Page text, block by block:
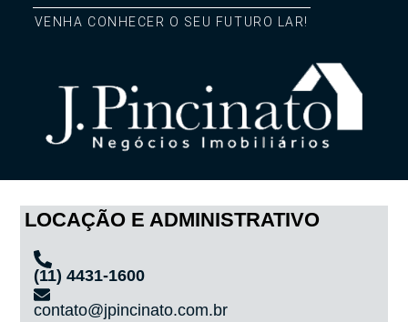
VENHA CONHECER O SEU FUTURO LAR!
LOCAÇÃO E ADMINISTRATIVO
(11) 4431-1600
contato@jpincinato.com.br